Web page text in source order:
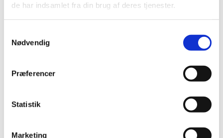
de har indsamlet fra din brug af deres tjenester.
Nødvendig
Præferencer
Statistik
Marketing